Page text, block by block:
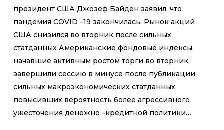
президент США Джозеф Байден заявил, что
пандемия COVID –19 закончилась. Рынок акций
США снизился во вторник после сильных
статданных Американские фондовые индексы,
начавшие активным ростом торги во вторник,
завершили сессию в минусе после публикации
сильных макроэкономических статданных,
повысивших вероятность более агрессивного
ужесточения денежно –кредитной политики…